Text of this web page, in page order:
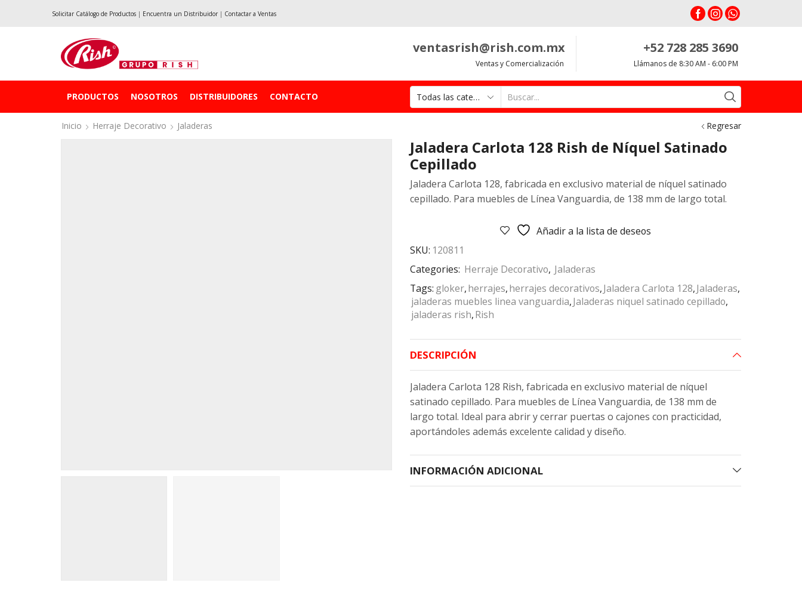
Solicitar Catálogo de Productos | Encuentra un Distribuidor | Contactar a Ventas
ventasrish@rish.com.mx
Ventas y Comercialización
+52 728 285 3690
Llámanos de 8:30 AM - 6:00 PM
PRODUCTOS NOSOTROS DISTRIBUIDORES CONTACTO
input
Inicio
Herraje Decorativo Jaladeras Regresar
Jaladera Carlota 128 Rish de Níquel Satinado
Cepillado
Jaladera Carlota 128, fabricada en exclusivo material de níquel satinado
cepillado. Para muebles de Línea Vanguardia, de 138 mm de largo total.
Añadir a la lista de deseos
SKU: 120811
Categories: Herraje Decorativo, Jaladeras
Tags: gloker,herrajes,herrajes decorativos,Jaladera Carlota 128,Jaladeras,
jaladeras muebles linea vanguardia,Jaladeras niquel satinado cepillado,
jaladeras rish,Rish
DESCRIPCIÓN
Jaladera Carlota 128 Rish, fabricada en exclusivo material de níquel
satinado cepillado. Para muebles de Línea Vanguardia, de 138 mm de
largo total. Ideal para abrir y cerrar puertas o cajones con practicidad,
aportándoles además excelente calidad y diseño.
INFORMACIÓN ADICIONAL